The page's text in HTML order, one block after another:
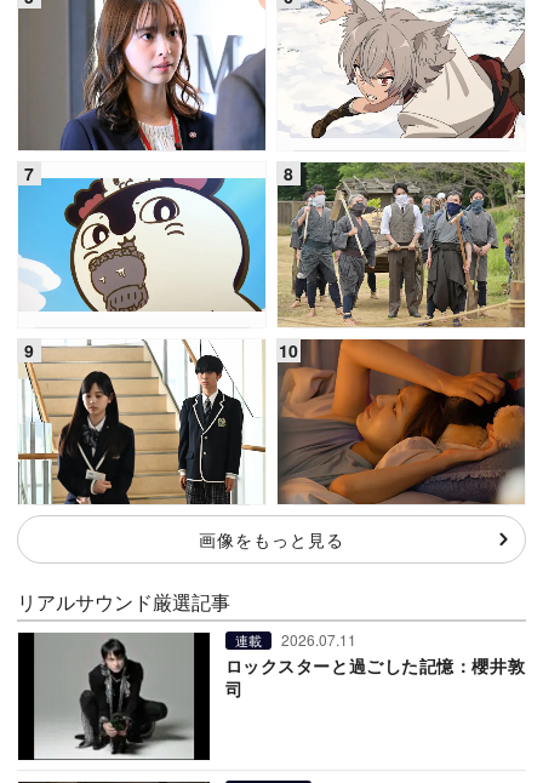
画像をもっと見る
リアルサウンド厳選記事
連載 2026.07.11
ロックスターと過ごした記憶：櫻井敦
司